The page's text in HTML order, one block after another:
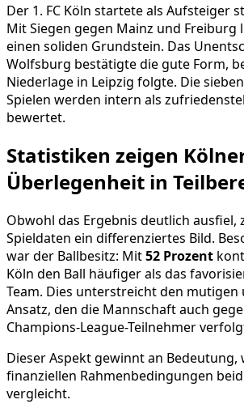
Der 1. FC Köln startete als Aufsteiger
Mit Siegen gegen Mainz und Freiburg
einen soliden Grundstein. Das
Wolfsburg bestätigte die gute Form,
Niederlage in Leipzig folgte. Die
Spielen werden intern als
bewertet.
Statistiken zeigen
Überlegenheit in
Obwohl das Ergebnis deutlich ausfiel,
Spieldaten ein differenziertes Bild.
war der Ballbesitz: Mit52 Prozent
Köln den Ball häufiger als das
Team. Dies unterstreicht den mutigen
Ansatz, den die Mannschaft auch
Champions-League-Teilnehmer
Dieser Aspekt gewinnt an Bedeutung,
finanziellen Rahmenbedingungen
vergleicht.